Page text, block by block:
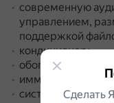
современную
управлением,
поддержкой
кондиционер;
обогрев заднего
иммобилайзер
систему ABS;
Сделать